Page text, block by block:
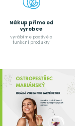
Nákup přímo od
výrobce
vyrábíme poctívé a
funkční produkty